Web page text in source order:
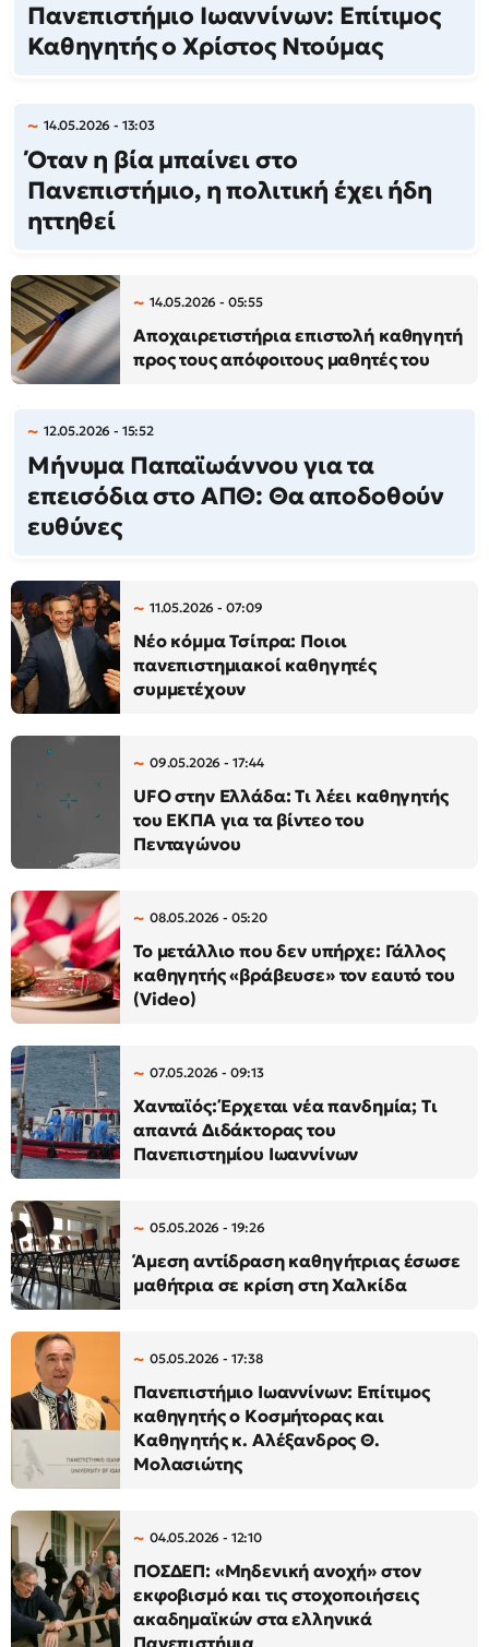
Πανεπιστήμιο Ιωαννίνων: Επίτιμος
Καθηγητής ο Χρίστος Ντούμας
14.05.2026 - 13:03
Όταν η βία μπαίνει στο
Πανεπιστήμιο, η πολιτική έχει ήδη
ηττηθεί
14.05.2026 - 05:55
Αποχαιρετιστήρια επιστολή καθηγητή
προς τους απόφοιτους μαθητές του
12.05.2026 - 15:52
Μήνυμα Παπαϊωάννου για τα
επεισόδια στο ΑΠΘ: Θα αποδοθούν
ευθύνες
11.05.2026 - 07:09
Νέο κόμμα Τσίπρα: Ποιοι
πανεπιστημιακοί καθηγητές
συμμετέχουν
09.05.2026 - 17:44
UFO στην Ελλάδα: Τι λέει καθηγητής
του ΕΚΠΑ για τα βίντεο του
Πενταγώνου
08.05.2026 - 05:20
Το μετάλλιο που δεν υπήρχε: Γάλλος
καθηγητής «βράβευσε» τον εαυτό του
(Video)
07.05.2026 - 09:13
Χανταϊός: Έρχεται νέα πανδημία; Τι
απαντά Διδάκτορας του
Πανεπιστημίου Ιωαννίνων
05.05.2026 - 19:26
Άμεση αντίδραση καθηγήτριας έσωσε
μαθήτρια σε κρίση στη Χαλκίδα
05.05.2026 - 17:38
Πανεπιστήμιο Ιωαννίνων: Επίτιμος
καθηγητής ο Κοσμήτορας και
Καθηγητής κ. Αλέξανδρος Θ.
Μολασιώτης
04.05.2026 - 12:10
ΠΟΣΔΕΠ: «Μηδενική ανοχή» στον
εκφοβισμό και τις στοχοποιήσεις
ακαδημαϊκών στα ελληνικά
Πανεπιστήμια